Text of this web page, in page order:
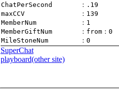
ChatPerSecond
maxCCV
：139
MemberNum
：1
MemberGiftNum
： from ：0
MileStoneNum
：0
SuperChat
playboard(other site)